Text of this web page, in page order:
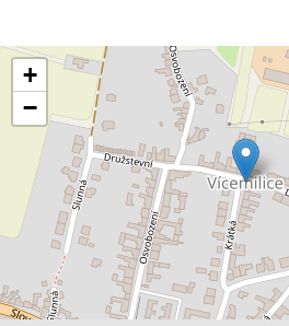
+
−